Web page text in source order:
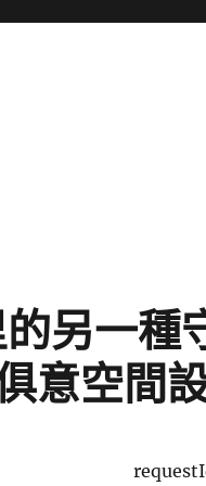
另一種
意空間